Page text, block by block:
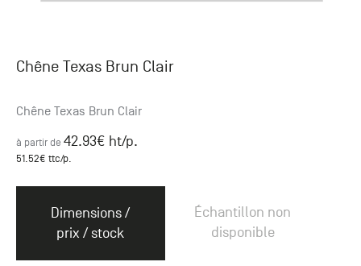
Chêne Texas Brun Clair
Chêne Texas Brun Clair
à partir de 42.93€ ht/p.
51.52€ ttc/p.
Dimensions /
prix / stock
Échantillon non
disponible